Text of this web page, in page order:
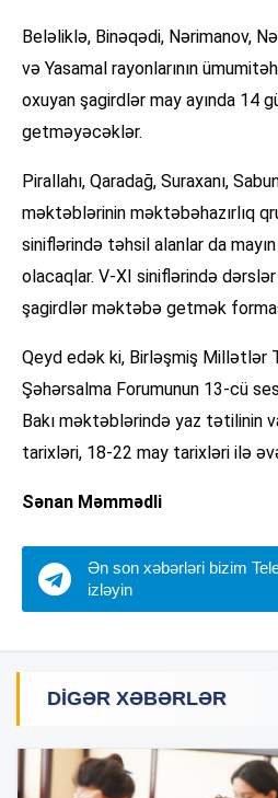
Beləliklə, Binəqədi, Nərimanov,
və Yasamal rayonlarının
oxuyan şagirdlər may ayında 14
getməyəcəklər.
Pirallahı, Qaradağ, Suraxanı,
məktəblərinin məktəbəhazırlıq
siniflərində təhsil alanlar da
olacaqlar. V-XI siniflərində dərslər
şagirdlər məktəbə getmək
Qeyd edək ki, Birləşmiş Millətlər
Şəhərsalma Forumunun 13-cü
Bakı məktəblərində yaz tətilinin
tarixləri, 18-22 may tarixləri ilə
Sənan Məmmədli
Ən son xəbərləri bizim
izləyin
DIGƏR XƏBƏRLƏR